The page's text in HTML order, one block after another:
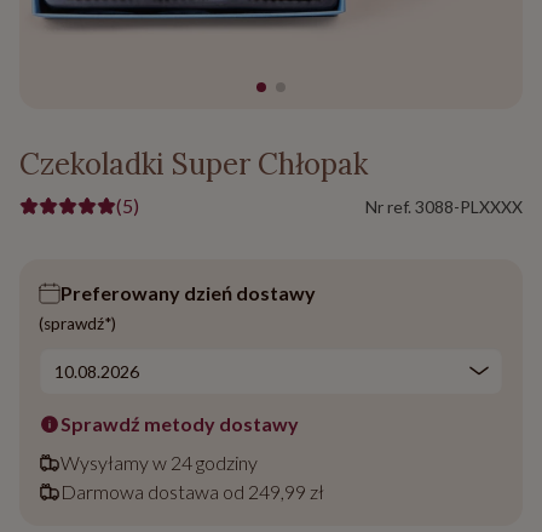
Czekoladki Super Chłopak
(5) Nr ref. 3088-PLXXXX
Preferowany dzień dostawy
(sprawdź*)
Sprawdź metody dostawy
Wysyłamy w 24 godziny
Darmowa dostawa od 249,99 zł